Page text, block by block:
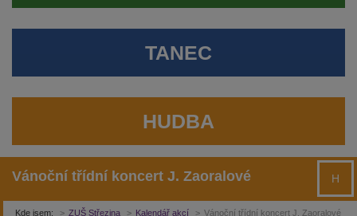
TANEC
HUDBA
Vánoční třídní koncert J. Zaoralové H
Kde jsem: ZUŠ Střezina Kalendář akcí Vánoční třídní koncert J. Zaoralové